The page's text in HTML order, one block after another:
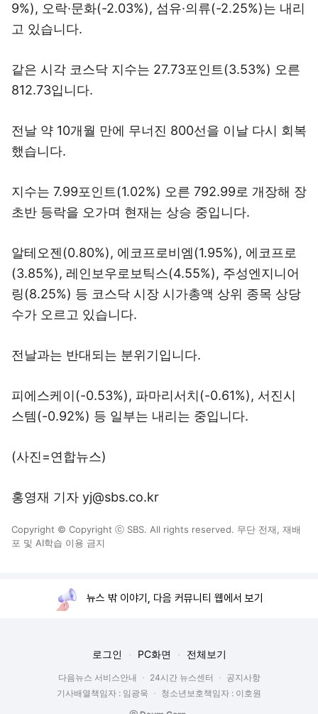
9%), 오락·문화(-2.03%), 섬유·의류(-2.25%)는 내리
고 있습니다.
같은 시각 코스닥 지수는 27.73포인트(3.53%) 오른
812.73입니다.
전날 약 10개월 만에 무너진 800선을 이날 다시 회복
했습니다.
지수는 7.99포인트(1.02%) 오른 792.99로 개장해 장
초반 등락을 오가며 현재는 상승 중입니다.
알테오젠(0.80%), 에코프로비엠(1.95%), 에코프로
(3.85%), 레인보우로보틱스(4.55%), 주성엔지니어
링(8.25%) 등 코스닥 시장 시가총액 상위 종목 상당
수가 오르고 있습니다.
전날과는 반대되는 분위기입니다.
피에스케이(-0.53%), 파마리서치(-0.61%), 서진시
스템(-0.92%) 등 일부는 내리는 중입니다.
(사진=연합뉴스)
홍영재 기자 yj@sbs.co.kr
Copyright © Copyright ⓒ SBS. All rights reserved. 무단 전재, 재배
포 및 AI학습 이용 금지
뉴스 밖 이야기, 다음 커뮤니티 웹에서 보기
로그인 PC화면 전체보기
다음뉴스 서비스안내 24시간 뉴스센터
공지사항
기사배열책임자 : 임광욱
청소년보호책임자 : 이호원